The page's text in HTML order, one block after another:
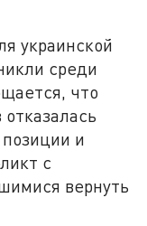
украинской
среди
что
и
с
вернуть